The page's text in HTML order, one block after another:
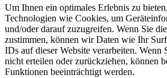
Um Ihnen ein optimales Erlebnis zu
Technologien wie Cookies, um
und/oder darauf zuzugreifen. Wenn Sie
zustimmen, können wir Daten wie Ihr
IDs auf dieser Website verarbeiten. Wenn
nicht erteilen oder zurückziehen, können
Funktionen beeinträchtigt werden.